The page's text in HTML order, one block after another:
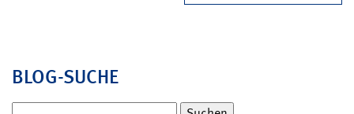
BLOG-SUCHE